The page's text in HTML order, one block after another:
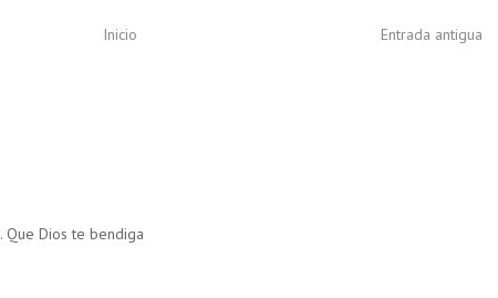
Entrada antigua
Inicio
Que Dios te bendiga